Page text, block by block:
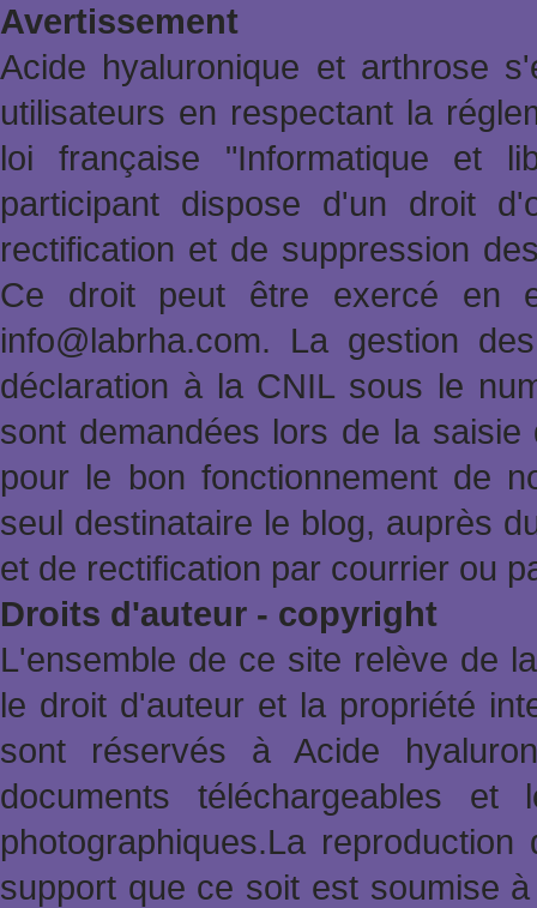
Avertissement
Acide hyaluronique et arthrose
utilisateurs en respectant la
loi française "Informatique et
participant dispose d'un droit
rectification et de suppression
Ce droit peut être exercé en
info@labrha.com. La gestion
déclaration à la CNIL sous le
sont demandées lors de la
pour le bon fonctionnement de
seul destinataire le blog, auprès
et de rectification par courrier ou
Droits d'auteur - copyright
L'ensemble de ce site relève de
le droit d'auteur et la propriété
sont réservés à Acide
documents téléchargeables et
photographiques.La
support que ce soit est soumise